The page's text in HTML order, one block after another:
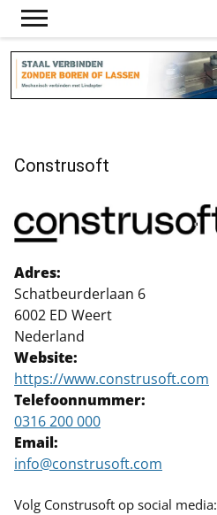
Construsoft
Adres:
Schatbeurderlaan 6
6002 ED Weert
Nederland
Website:
https://www.construsoft.com
Telefoonnummer:
0316 200 000
Email:
info@construsoft.com
Volg Construsoft op social media: